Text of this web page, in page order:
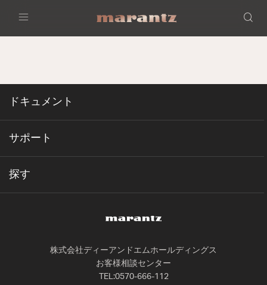
株式会社ディーアンドエムホールディングス
お客様相談センター
TEL:0570-666-112
ドキュメント
サポート
探す